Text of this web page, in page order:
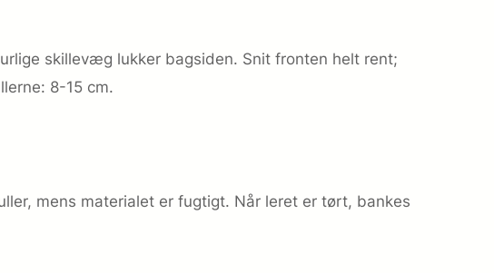
skillevæg lukker bagsiden. Snit fronten helt rent;
8-15 cm.
mens materialet er fugtigt. Når leret er tørt, bankes